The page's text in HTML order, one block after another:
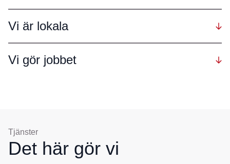
Vi är lokala
Vi gör jobbet
Tjänster
Det här gör vi